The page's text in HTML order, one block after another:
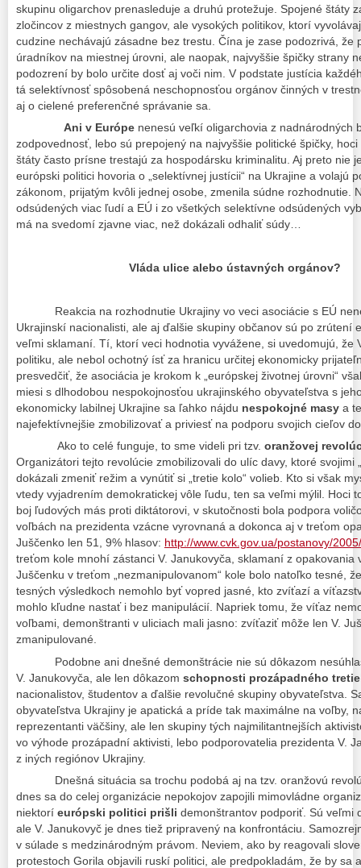
skupinu oligarchov prenasleduje a druhú protežuje. Spojené štáty
zločincov z miestnych gangov, ale vysokých politikov, ktorí
cudzine nechávajú zásadne bez trestu. Čína je zase podozrivá, že
úradníkov na miestnej úrovni, ale naopak, najvyššie špičky strany
podozrení by bolo určite dosť aj voči nim. V podstate justícia
tá selektívnosť spôsobená neschopnosťou orgánov činných v
aj o cielené preferenčné správanie sa.
Ani v Európe nenesú veľkí oligarchovia z nadnárodných
zodpovednosť, lebo sú prepojený na najvyššie politické špičky,
štáty často prísne trestajú za hospodársku kriminalitu. Aj preto nie
európski politici hovoria o „selektívnej justícii“ na Ukrajine a volajú
zákonom, prijatým kvôli jednej osobe, zmenila súdne rozhodnutie.
odsúdených viac ľudí a EÚ i zo všetkých selektívne odsúdených
má na svedomí zjavne viac, než dokázali odhaliť súdy…
Vláda ulice alebo ústavných orgánov?
Reakcia na rozhodnutie Ukrajiny vo veci asociácie s EÚ
Ukrajinskí nacionalisti, ale aj ďalšie skupiny občanov sú po zrútení
veľmi sklamaní. Tí, ktorí veci hodnotia vyvážene, si uvedomujú, že
politiku, ale nebol ochotný ísť za hranicu určitej ekonomicky
presvedčiť, že asociácia je krokom k „európskej životnej úrovni“
miesi s dlhodobou nespokojnosťou ukrajinského obyvateľstva s
ekonomicky labilnej Ukrajine sa ľahko nájdu nespokojné masy a
najefektívnejšie zmobilizovať a priviesť na podporu svojich cieľov
Ako to celé funguje, to sme videli pri tzv. oranžovej
Organizátori tejto revolúcie zmobilizovali do ulíc davy, ktoré svojimi
dokázali zmeniť režim a vynútiť si „tretie kolo“ volieb. Kto si však
vtedy vyjadrením demokratickej vôle ľudu, ten sa veľmi mýlil. Hoci
boj ľudových más proti diktátorovi, v skutočnosti bola podpora
voľbách na prezidenta vzácne vyrovnaná a dokonca aj v treťom
Juščenko len 51, 9% hlasov: http://www.cvk.gov.ua/postanovy/
treťom kole mnohí zástanci V. Janukovyča, sklamaní z opakovania
Juščenku v treťom „nezmanipulovanom“ kole bolo natoľko tesné,
tesných výsledkoch nemohlo byť vopred jasné, kto zvíťazí a
mohlo kľudne nastať i bez manipulácií. Napriek tomu, že víťaz
voľbami, demonštranti v uliciach mali jasno: zvíťaziť môže len V.
zmanipulované.
Podobne ani dnešné demonštrácie nie sú dôkazom
V. Janukovyča, ale len dôkazom schopnosti prozápadného
nacionalistov, študentov a ďalšie revolučné skupiny obyvateľstva.
obyvateľstva Ukrajiny je apatická a príde tak maximálne na voľby,
reprezentanti väčšiny, ale len skupiny tých najmilitantnejších
vo výhode prozápadní aktivisti, lebo podporovatelia prezidenta V.
z iných regiónov Ukrajiny.
Dnešná situácia sa trochu podobá aj na tzv. oranžovú
dnes sa do celej organizácie nepokojov zapojili mimovládne
niektorí európski politici prišli demonštrantov podporiť. Sú veľmi
ale V. Janukovyč je dnes tiež pripravený na konfrontáciu.
v súlade s medzinárodným právom. Neviem, ako by reagovali
protestoch Gorila objavili ruskí politici, ale predpokladám, že by sa